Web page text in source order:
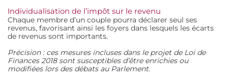
Individualisation de l’impôt sur le revenu
Chaque membre d’un couple pourra déclarer seul ses
revenus, favorisant ainsi les foyers dans lesquels les écarts
de revenus sont importants.
Précision : ces mesures incluses dans le projet de Loi de
Finances 2018 sont susceptibles d’être enrichies ou
modifiées lors des débats au Parlement.